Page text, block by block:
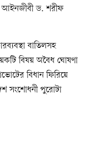
ড. শরীফ
বাতিলসহ
বিষয় অবৈধ ঘোষণা
বিধান ফিরিয়ে
সংশোধনী পুরোটা